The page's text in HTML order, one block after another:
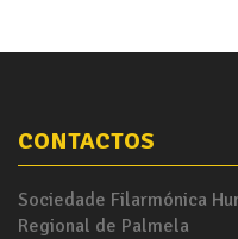
CONTACTOS
Sociedade Filarmónica
Regional de Palmela